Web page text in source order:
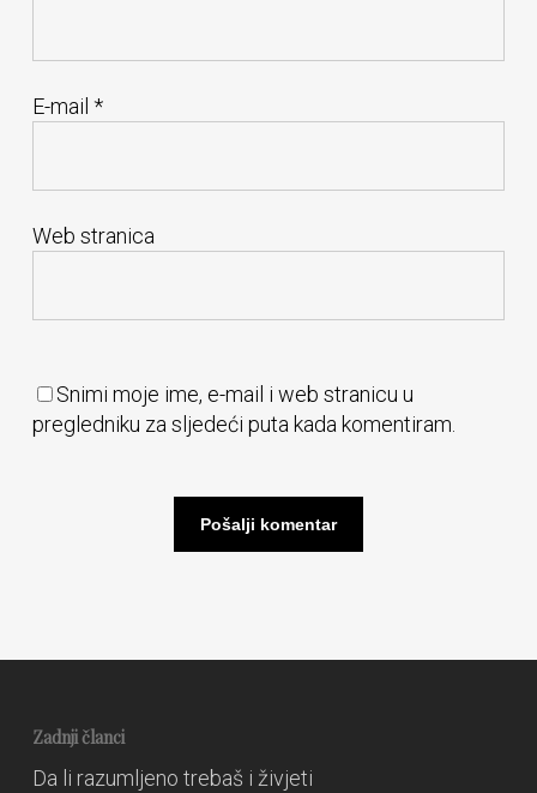
E-mail *
Web stranica
Snimi moje ime, e-mail i web stranicu u
pregledniku za sljedeći puta kada komentiram.
Zadnji članci
Da li razumljeno trebaš i živjeti